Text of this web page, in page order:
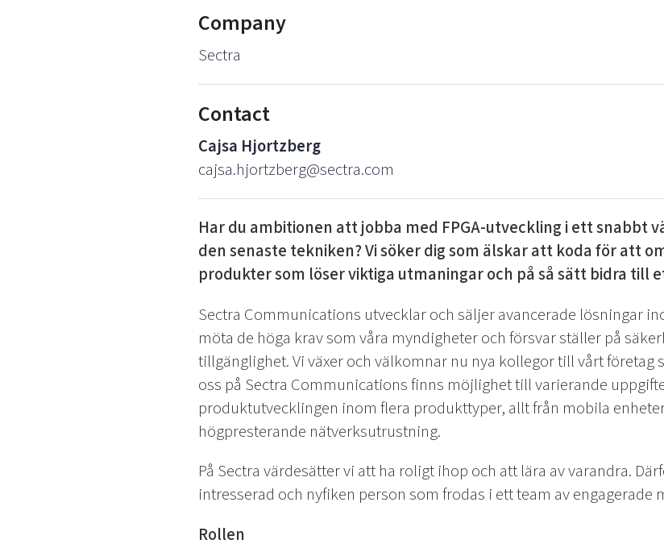
Company
Sectra
Contact
Cajsa Hjortzberg
cajsa.hjortzberg@sectra.com
Har du ambitionen att jobba med FPGA-utveckling i ett snabbt
den senaste tekniken? Vi söker dig som älskar att koda för att
produkter som löser viktiga utmaningar och på så sätt bidra till
Sectra Communications utvecklar och säljer avancerade lösningar
möta de höga krav som våra myndigheter och försvar ställer på
tillgänglighet. Vi växer och välkomnar nu nya kollegor till vårt företag
oss på Sectra Communications finns möjlighet till varierande
produktutvecklingen inom flera produkttyper, allt från mobila
högpresterande nätverksutrustning.
På Sectra värdesätter vi att ha roligt ihop och att lära av varandra.
intresserad och nyfiken person som frodas i ett team av engagerade
Rollen